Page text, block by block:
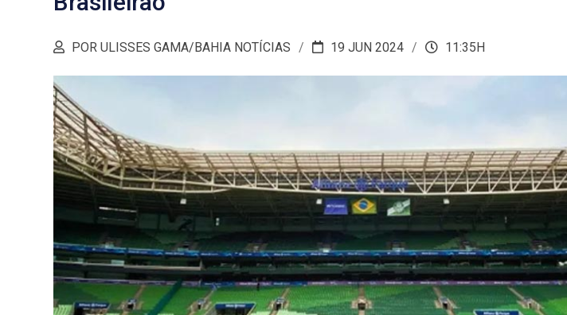
POR ULISSES GAMA/BAHIA NOTÍCIAS 19 JUN 2024 11:35H